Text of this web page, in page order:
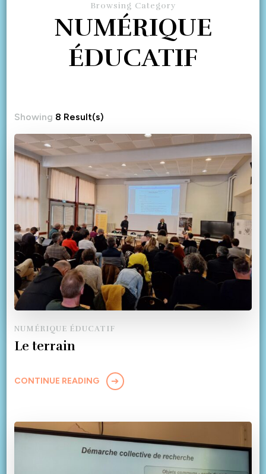
Browsing Category
NUMÉRIQUE
ÉDUCATIF
Showing 8 Result(s)
NUMÉRIQUE ÉDUCATIF
Le terrain
CONTINUE READING